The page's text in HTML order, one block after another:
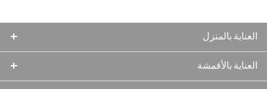
العناية بالمنزل
العناية بالأقمشة